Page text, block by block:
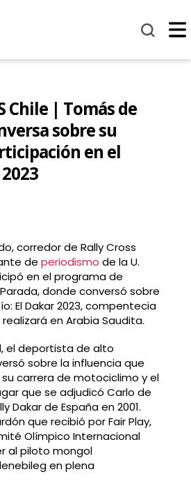
Chile | Tomás de
sobre su
en el
corredor de Rally Cross
de periodismo de la U.
en el programa de
donde conversó sobre
El Dakar 2023, compentecia
en Arabia Saudita.
el deportista de alto
sobre la influencia que
carrera de motociclimo y el
que se adjudicó Carlo de
Dakar de España en 2001.
que recibió por Fair Play,
Olímpico Internacional
al piloto mongol
en plena